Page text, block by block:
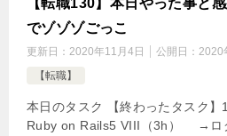
【転職130】本日やった事と
でゾゾゾごっこ
更新日： 2020年11月4日 公開日： 2020
【転職】
本日のタスク 【終わったタスク
Ruby on Rails5 VIII（3h） →ロ